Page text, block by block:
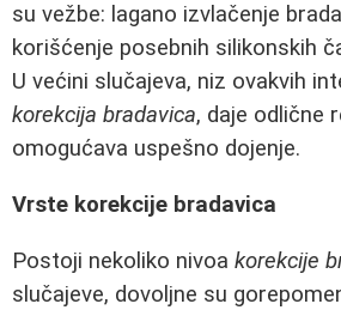
su vežbe: lagano izvlačenje
korišćenje posebnih silikonskih
U većini slučajeva, niz ovakvih
korekcija bradavica, daje odlične
omogućava uspešno dojenje.
Vrste korekcije bradavica
Postoji nekoliko nivoa korekcije
slučajeve, dovoljne su